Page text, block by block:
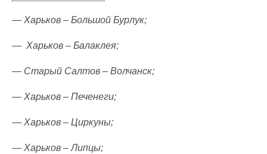
— Харьков – Большой Бурлук;
— Харьков – Балаклея;
— Старый Салтов – Волчанск;
— Харьков – Печенеги;
— Харьков – Циркуны;
— Харьков – Липцы;